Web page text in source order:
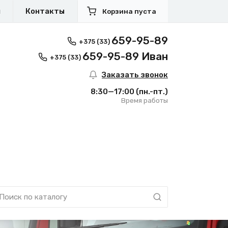
Контакты Корзина пуста
+375 (33) 659-95-89
+375 (33) 659-95-89 Иван
Заказать звонок
8:30—17:00 (пн.-пт.)
Время работы